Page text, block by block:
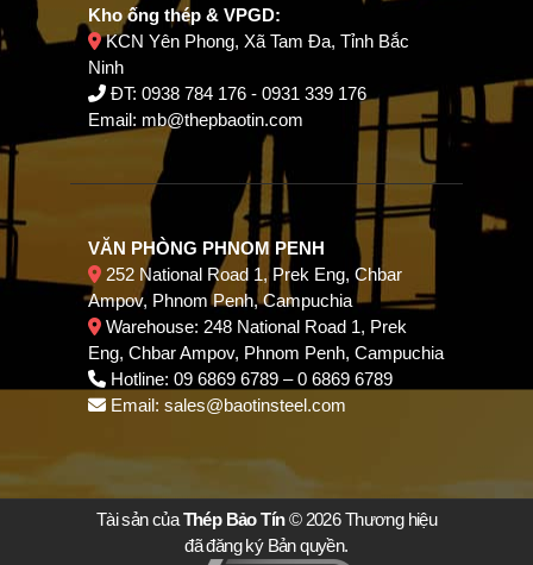
Kho ống thép & VPGD:
KCN Yên Phong, Xã Tam Đa, Tỉnh Bắc
Ninh
ĐT: 0938 784 176 - 0931 339 176
Email: mb@thepbaotin.com
VĂN PHÒNG PHNOM PENH
252 National Road 1, Prek Eng, Chbar
Ampov, Phnom Penh, Campuchia
Warehouse: 248 National Road 1, Prek
Eng, Chbar Ampov, Phnom Penh, Campuchia
Hotline: 09 6869 6789 – 0 6869 6789
Email: sales@baotinsteel.com
Tài sản củaThép Bảo Tín© 2026 Thương hiệu
đã đăng ký Bản quyền.